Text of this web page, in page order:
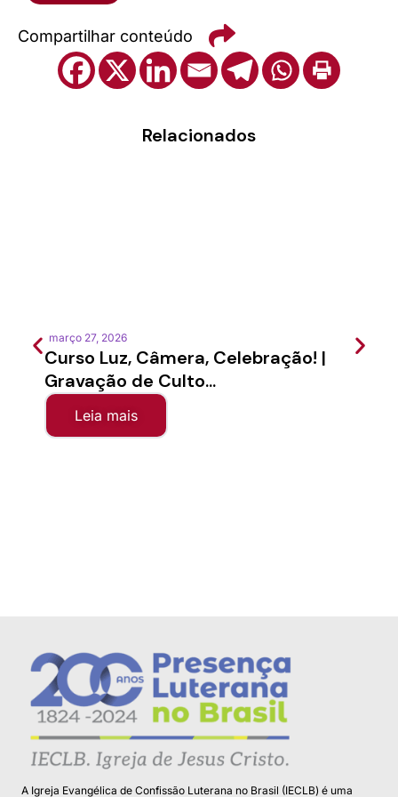
Compartilhar conteúdo
Relacionados
março 27, 2026
Curso Luz, Câmera, Celebração! |
Gravação de Culto...
Leia mais
A Igreja Evangélica de Confissão Luterana no Brasil (IECLB) é uma